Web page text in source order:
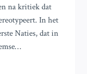
na kritiek dat
In het
Naties, dat in